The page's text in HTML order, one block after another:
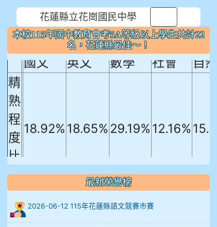
花蓮縣立花崗國民中學
本校115年國中教育會考5A等級以上學生共計22
名，花蓮縣最佳～！
本校115年國中教育會考5A等級以上
學生共計22名，花蓮縣最佳～！
國文
英文 數學 社會
自
精
熟
程
度
比
例
18.92% 18.65% 29.19% 12.16%
906陳兆宏 5A10+ 作文5
912余 嘉 5A10+
最新榮譽榜
2026-06-12 115年花蓮縣語文競賽市賽